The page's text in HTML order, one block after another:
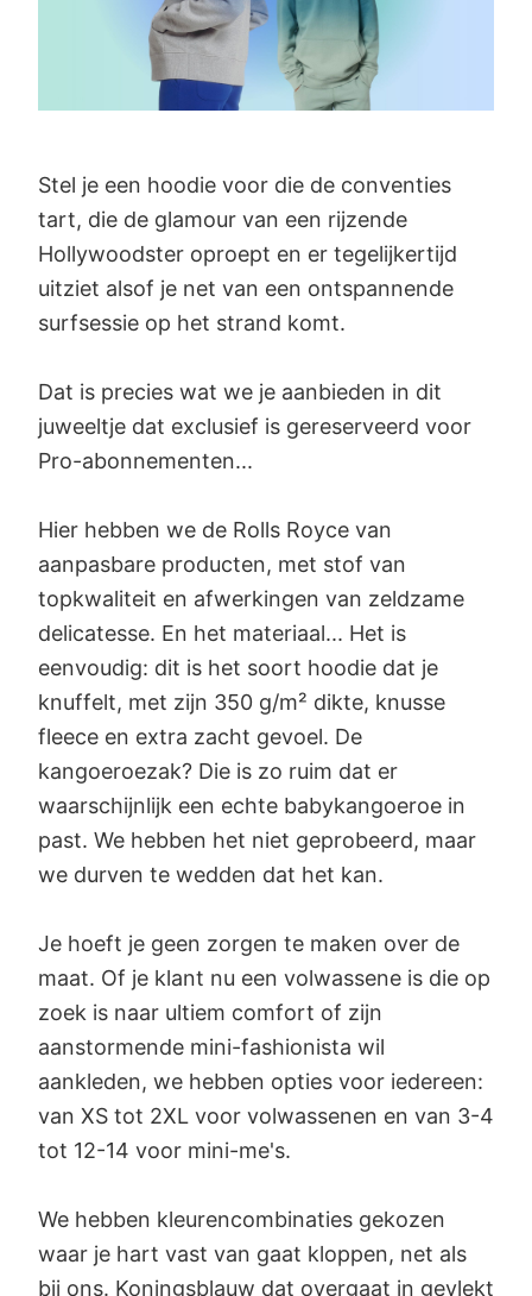
Stel je een hoodie voor die de conventies
tart, die de glamour van een rijzende
Hollywoodster oproept en er tegelijkertijd
uitziet alsof je net van een ontspannende
surfsessie op het strand komt.
Dat is precies wat we je aanbieden in dit
juweeltje dat exclusief is gereserveerd voor
Pro-abonnementen...
Hier hebben we de Rolls Royce van
aanpasbare producten, met stof van
topkwaliteit en afwerkingen van zeldzame
delicatesse. En het materiaal... Het is
eenvoudig: dit is het soort hoodie dat je
knuffelt, met zijn 350 g/m² dikte, knusse
fleece en extra zacht gevoel. De
kangoeroezak? Die is zo ruim dat er
waarschijnlijk een echte babykangoeroe in
past. We hebben het niet geprobeerd, maar
we durven te wedden dat het kan.
Je hoeft je geen zorgen te maken over de
maat. Of je klant nu een volwassene is die op
zoek is naar ultiem comfort of zijn
aanstormende mini-fashionista wil
aankleden, we hebben opties voor iedereen:
van XS tot 2XL voor volwassenen en van 3-4
tot 12-14 voor mini-me's.
We hebben kleurencombinaties gekozen
waar je hart vast van gaat kloppen, net als
bij ons. Koningsblauw dat overgaat in gevlekt